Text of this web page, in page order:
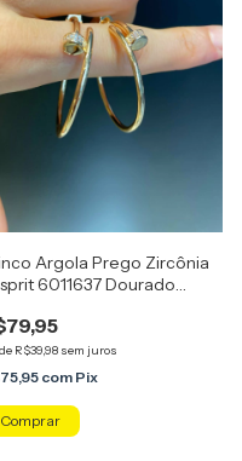
Argola Prego Zircônia
6011637 Dourado
de R$39,98 sem juros
com Pix